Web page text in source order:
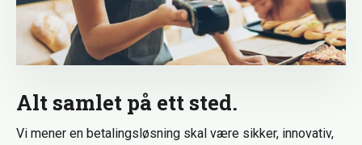
Alt samlet på ett sted.
Vi mener en betalingsløsning skal være sikker, innovativ,